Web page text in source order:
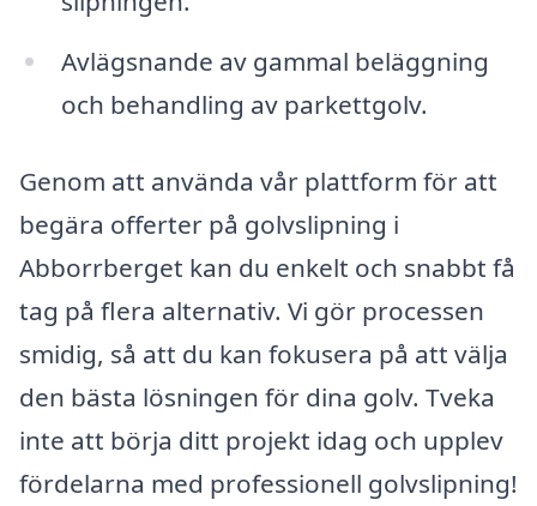
Avlägsnande av gammal beläggning
och behandling av parkettgolv.
Genom att använda vår plattform för att
begära offerter på golvslipning i
Abborrberget kan du enkelt och snabbt få
tag på flera alternativ. Vi gör processen
smidig, så att du kan fokusera på att välja
den bästa lösningen för dina golv. Tveka
inte att börja ditt projekt idag och upplev
fördelarna med professionell golvslipning!